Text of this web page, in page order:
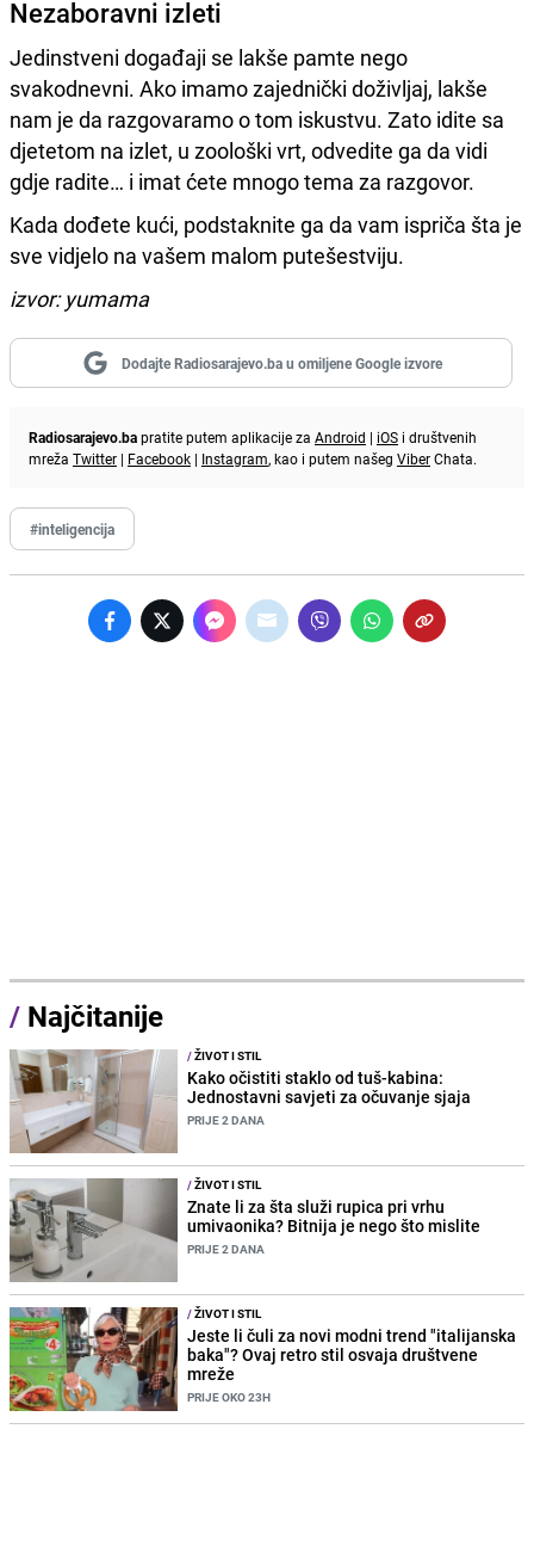
Nezaboravni izleti
Jedinstveni događaji se lakše pamte nego
svakodnevni. Ako imamo zajednički doživljaj, lakše
nam je da razgovaramo o tom iskustvu. Zato idite sa
djetetom na izlet, u zoološki vrt, odvedite ga da vidi
gdje radite… i imat ćete mnogo tema za razgovor.
Kada dođete kući, podstaknite ga da vam ispriča šta je
sve vidjelo na vašem malom putešestviju.
izvor: yumama
Dodajte Radiosarajevo.ba u omiljene Google izvore
Radiosarajevo.bapratite putem aplikacije za Android | iOS i društvenih
mreža Twitter | Facebook | Instagram, kao i putem našeg ViberChata.
#inteligencija
/ Najčitanije
/ŽIVOT I STIL
Kako očistiti staklo od tuš-kabina:
Jednostavni savjeti za očuvanje sjaja
PRIJE 2 DANA
/ŽIVOT I STIL
Znate li za šta služi rupica pri vrhu
umivaonika? Bitnija je nego što mislite
PRIJE 2 DANA
/ŽIVOT I STIL
Jeste li čuli za novi modni trend "italijanska
baka"? Ovaj retro stil osvaja društvene
mreže
PRIJE OKO 23H